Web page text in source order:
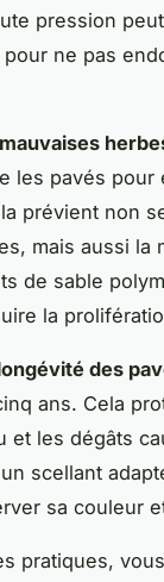
pression
ne pas
les pavés pour
prévient non
mais aussi la
de sable
la
des
ans. Cela
et les dégâts
scellant
sa couleur
pratiques,